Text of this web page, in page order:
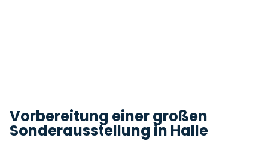
Vorbereitung einer großen
Sonderausstellung in Halle